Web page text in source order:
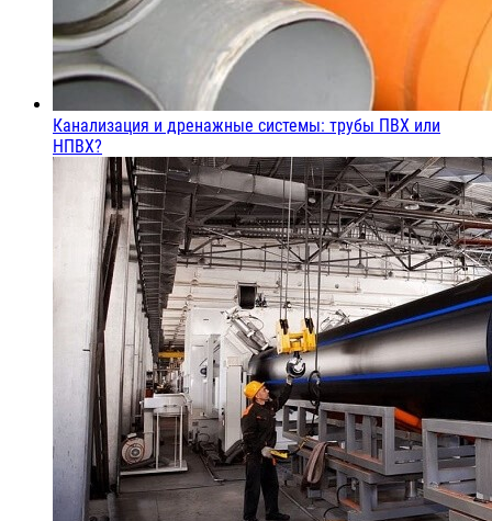
Канализация и дренажные системы: трубы ПВХ или
НПВХ?